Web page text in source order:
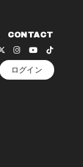
CONTACT
ログイン